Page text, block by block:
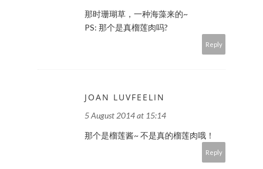
那时珊瑚草，一种海藻来的~
PS: 那个是真榴莲肉吗?
Reply
JOAN LUVFEELIN
5 August 2014 at 15:14
那个是榴莲酱~ 不是真的榴莲肉哦！
Reply